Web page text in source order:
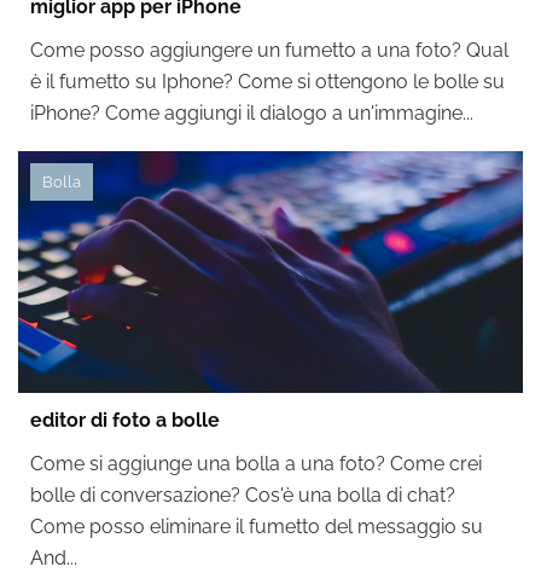
miglior app per iPhone
Come posso aggiungere un fumetto a una foto? Qual
è il fumetto su Iphone? Come si ottengono le bolle su
iPhone? Come aggiungi il dialogo a un'immagine...
Bolla
editor di foto a bolle
Come si aggiunge una bolla a una foto? Come crei
bolle di conversazione? Cos'è una bolla di chat?
Come posso eliminare il fumetto del messaggio su
And...